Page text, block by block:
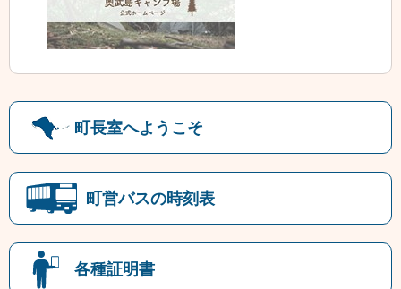
町長室へようこそ
町営バスの時刻表
各種証明書